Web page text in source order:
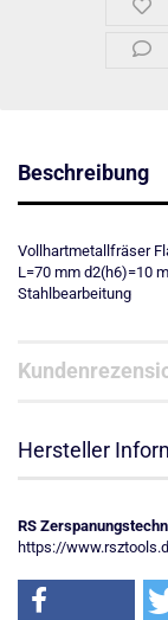
Beschreibung
Vollhartmetallfräser
L=70 mm d2(h6)=10
Stahlbearbeitung
Hersteller
RS
https://